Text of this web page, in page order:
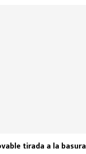
tirada a la basura